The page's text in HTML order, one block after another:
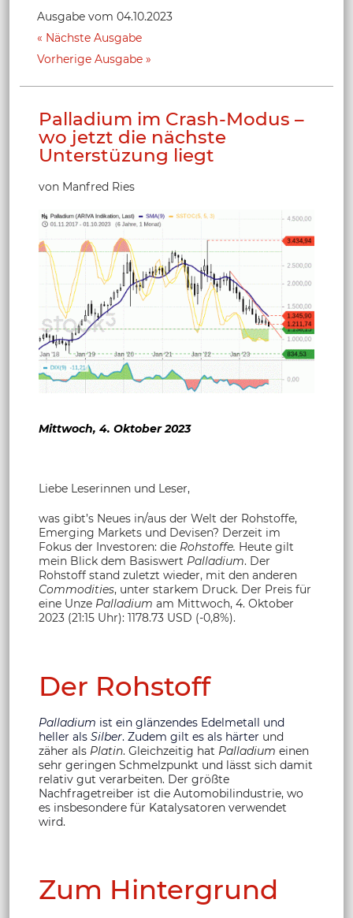
Ausgabe vom 04.10.2023
Nächste Ausgabe
Vorherige Ausgabe
Palladium im Crash-Modus –
wo jetzt die nächste
Unterstüzung liegt
von Manfred Ries
Mittwoch, 4. Oktober 2023
Liebe Leserinnen und Leser,
was gibt’s Neues in/aus der Welt der Rohstoffe,
Emerging Markets und Devisen? Derzeit im
Fokus der Investoren: die Rohstoffe. Heute gilt
mein Blick dem Basiswert Palladium. Der
Rohstoff stand zuletzt wieder, mit den anderen
Commodities, unter starkem Druck. Der Preis für
eine Unze Palladium am Mittwoch, 4. Oktober
2023 (21:15 Uhr): 1178.73 USD (-0,8%).
Der Rohstoff
Palladium ist ein glänzendes Edelmetall und
heller als Silber. Zudem gilt es als härter und
zäher als Platin. Gleichzeitig hat Palladium einen
sehr geringen Schmelzpunkt und lässt sich damit
relativ gut verarbeiten. Der größte
Nachfragetreiber ist die Automobilindustrie, wo
es insbesondere für Katalysatoren verwendet
wird.
Zum Hintergrund